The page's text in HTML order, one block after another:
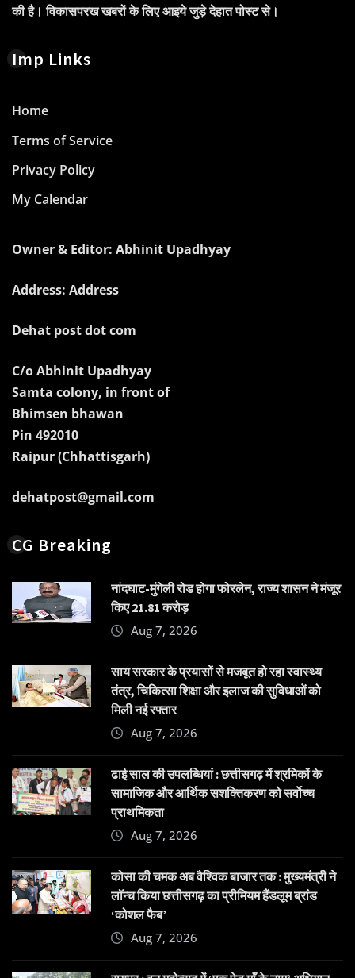
की है। विकासपरख खबरों के लिए आइये जुड़े देहात पोस्ट से।
Imp Links
Home
Terms of Service
Privacy Policy
My Calendar
Owner & Editor: Abhinit Upadhyay
Address: Address
Dehat post dot com
C/o Abhinit Upadhyay
Samta colony, in front of
Bhimsen bhawan
Pin 492010
Raipur (Chhattisgarh)
dehatpost@gmail.com
CG Breaking
नांदघाट-मुंगेली रोड होगा फोरलेन, राज्य शासन ने मंजूर
किए 21.81 करोड़
Aug 7, 2026
साय सरकार के प्रयासों से मजबूत हो रहा स्वास्थ्य
तंत्र, चिकित्सा शिक्षा और इलाज की सुविधाओं को
मिली नई रफ्तार
Aug 7, 2026
ढाई साल की उपलब्धियां : छत्तीसगढ़ में श्रमिकों के
सामाजिक और आर्थिक सशक्तिकरण को सर्वाेच्च
प्राथमिकता
Aug 7, 2026
कोसा की चमक अब वैश्विक बाजार तक : मुख्यमंत्री ने
लॉन्च किया छत्तीसगढ़ का प्रीमियम हैंडलूम ब्रांड
‘कोशल फैब’
Aug 7, 2026